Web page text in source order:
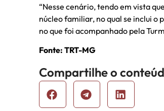
“Nesse cenário, tendo em vista
núcleo familiar, no qual se inclui o
no que foi acompanhado pela
Fonte: TRT-MG
Compartilhe o